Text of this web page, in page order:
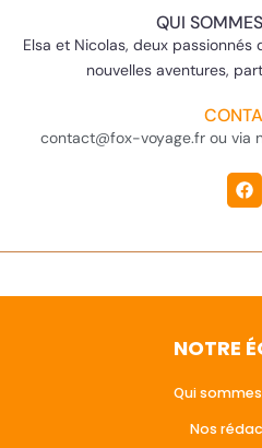
QUI
Elsa et Nicolas, deux
nouvelles aventures,
contact@fox-voyage.fr ou via
NOTRE
Qui
Nos